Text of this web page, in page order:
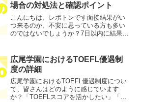
場合の対処法と確認ポイント
こんにちは、レポトンです面接結果がい
つ来るのか、不安に思っている方も多い
のではないでしょうか？7日以内に結果が
す。そこで今回は、面接結果が7日以内に
通知される際の対処法...
広尾学園におけるTOEFL優遇制
度の詳細
広尾学園におけるTOEFL優遇制度につい
て、皆さんはどのように感じています
か？「TOEFLスコアを活かしたい」「広